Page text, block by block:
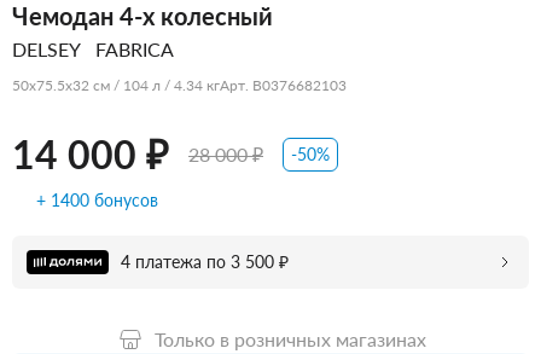
Чемодан 4-х колесный
DELSEY FABRICA
50x75.5x32 см / 104 л / 4.34 кгАрт. B0376682103
14 000 ₽ 28 000 ₽ -50%
+ 1400 бонусов
4 платежа по 3 500 ₽
Только в розничных магазинах